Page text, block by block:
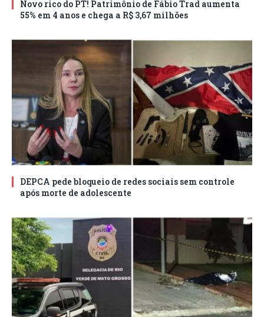
Novo rico do PT! Patrimônio de Fábio Trad aumenta
55% em 4 anos e chega a R$ 3,67 milhões
DEPCA pede bloqueio de redes sociais sem controle
após morte de adolescente